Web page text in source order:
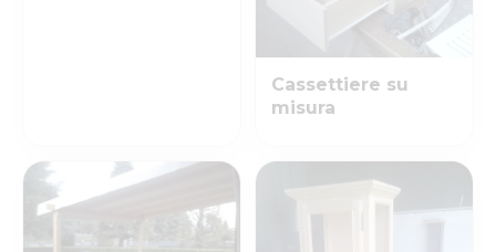
Cassettiere su
misura